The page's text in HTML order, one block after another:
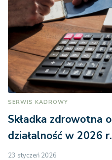
SERWIS KADROWY
Składka zdrowotna
działalność w 2026 r.
23 styczeń 2026